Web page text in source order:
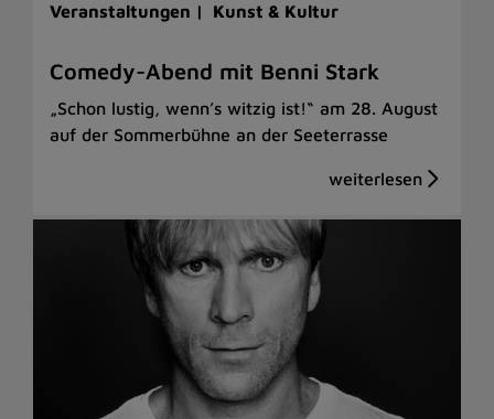
Veranstaltungen | Kunst & Kultur
Comedy-Abend mit Benni Stark
„Schon lustig, wenn’s witzig ist!“ am 28. August
auf der Sommerbühne an der Seeterrasse